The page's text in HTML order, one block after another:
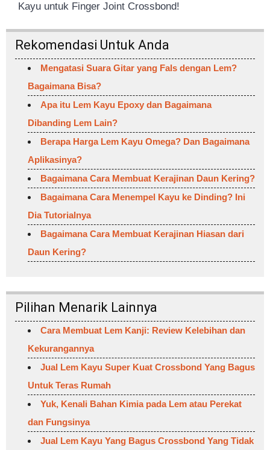
Kayu untuk Finger Joint Crossbond!
Rekomendasi Untuk Anda
Mengatasi Suara Gitar yang Fals dengan Lem?
Bagaimana Bisa?
Apa itu Lem Kayu Epoxy dan Bagaimana
Dibanding Lem Lain?
Berapa Harga Lem Kayu Omega? Dan Bagaimana
Aplikasinya?
Bagaimana Cara Membuat Kerajinan Daun Kering?
Bagaimana Cara Menempel Kayu ke Dinding? Ini
Dia Tutorialnya
Bagaimana Cara Membuat Kerajinan Hiasan dari
Daun Kering?
Pilihan Menarik Lainnya
Cara Membuat Lem Kanji: Review Kelebihan dan
Kekurangannya
Jual Lem Kayu Super Kuat Crossbond Yang Bagus
Untuk Teras Rumah
Yuk, Kenali Bahan Kimia pada Lem atau Perekat
dan Fungsinya
Jual Lem Kayu Yang Bagus Crossbond Yang Tidak